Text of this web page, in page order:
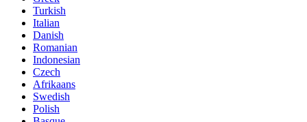
Turkish
Italian
Danish
Romanian
Indonesian
Czech
Afrikaans
Swedish
Polish